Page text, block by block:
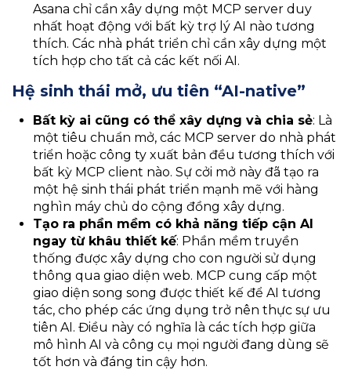
Asana chỉ cần xây dựng một MCP server duy
nhất hoạt động với bất kỳ trợ lý AI nào tương
thích. Các nhà phát triển chỉ cần xây dựng một
tích hợp cho tất cả các kết nối AI.
Hệ sinh thái mở, ưu tiên “AI-native”
Bất kỳ ai cũng có thể xây dựng và chia sẻ: Là
một tiêu chuẩn mở, các MCP server do nhà phát
triển hoặc công ty xuất bản đều tương thích với
bất kỳ MCP client nào. Sự cởi mở này đã tạo ra
một hệ sinh thái phát triển mạnh mẽ với hàng
nghìn máy chủ do cộng đồng xây dựng.
Tạo ra phần mềm có khả năng tiếp cận AI
ngay từ khâu thiết kế: Phần mềm truyền
thống được xây dựng cho con người sử dụng
thông qua giao diện web. MCP cung cấp một
giao diện song song được thiết kế để AI tương
tác, cho phép các ứng dụng trở nên thực sự ưu
tiên AI. Điều này có nghĩa là các tích hợp giữa
mô hình AI và công cụ mọi người đang dùng sẽ
tốt hơn và đáng tin cậy hơn.